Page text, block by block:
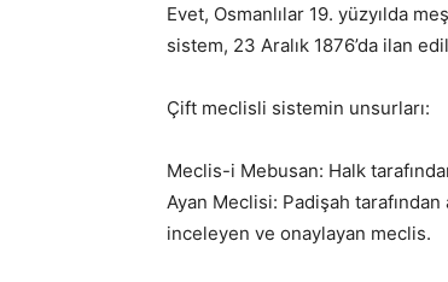
Evet, Osmanlılar 19. yüzyılda
sistem, 23 Aralık 1876’da ilan
Çift meclisli sistemin unsurları:
Meclis-i Mebusan: Halk
Ayan Meclisi: Padişah
inceleyen ve onaylayan meclis.